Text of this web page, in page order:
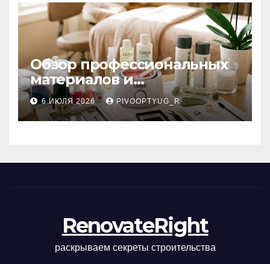
Обзор профессиональных
материалов и
инструментов для
маникюра, депиляции,
наращивания ресниц и
6 ИЮЛЯ 2026 PIVOOPTYUG_R
RenovateRight
раскрываем секреты строительства